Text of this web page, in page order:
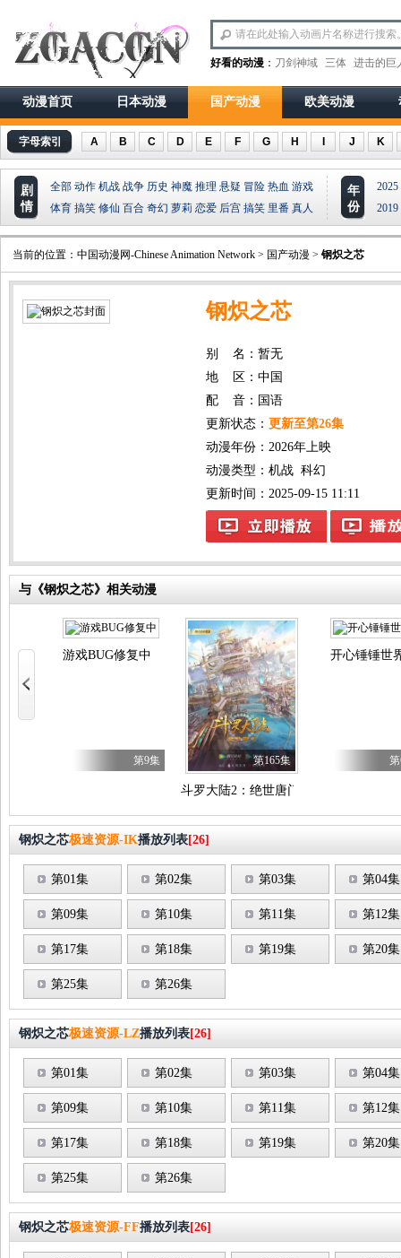
好看的动漫 ： 刀剑神域 三体 进击的巨
动漫首页 日本动漫 国产动漫 欧美动漫
字母索引 A B C D E F G H J K
剧
情
全部 动作 机战 战争 历史 神魔 推理 悬疑 冒险 热血 游戏
体育 搞笑 修仙 百合 奇幻 萝莉 恋爱 后宫 搞笑 里番 真人
年
份
2025
2019
当前的位置： 中国动漫网-Chinese Animation Network > 国产动漫 > 钢炽之芯
钢炽之芯
别 名：暂无
地 区：中国
配 音：国语
更新状态： 更新至第26集
动漫年份： 2026年上映
动漫类型： 机战 科幻
更新时间：2025-09-15 11:11
与《钢炽之芯》相关动漫
游戏BUG修复中
第9集
斗罗大陆2：绝世唐门
第165集
开心锤锤世
钢炽之芯极速资源-IK播放列表[26]
第01集 第02集 第03集 第04集
第09集 第10集 第11集 第12集
第17集 第18集 第19集 第20集
第25集 第26集
钢炽之芯极速资源-LZ播放列表[26]
第01集 第02集 第03集 第04集
第09集 第10集 第11集 第12集
第17集 第18集 第19集 第20集
第25集 第26集
钢炽之芯极速资源-FF播放列表[26]